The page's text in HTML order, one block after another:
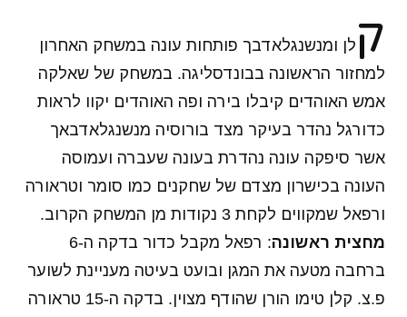
ק לן ומנשנגלאדבך פותחות עונה במשחק האחרון
למחזור הראשונה בבונדסליגה. במשחק של שאלקה
אמש האוהדים קיבלו בירה ופה האוהדים יקוו לראות
כדורגל נהדר בעיקר מצד בורוסיה מנשנגלאדבאך
אשר סיפקה עונה נהדרת בעונה שעברה ועמוסה
העונה בכישרון מצדם של שחקנים כמו סומר וטראורה
ורפאל שמקווים לקחת 3 נקודות מן המשחק הקרוב.
מחצית ראשונה
: רפאל מקבל כדור בדקה ה-6
ברחבה מטעה את המגן ובועט בעיטה מעניינת לשוער
פ.צ. קלן טימו הורן שהודף מצוין. בדקה ה-15 טראורה